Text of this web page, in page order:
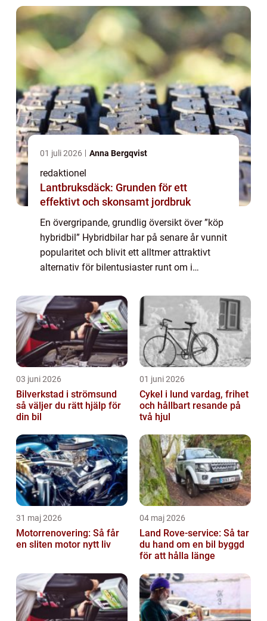
01 juli 2026 Anna Bergqvist
redaktionel
Lantbruksdäck: Grunden för ett
effektivt och skonsamt jordbruk
En övergripande, grundlig översikt över ”köp
hybridbil” Hybridbilar har på senare år vunnit
popularitet och blivit ett alltmer attraktivt
alternativ för bilentusiaster runt om i
förbränningsmotorn med en elekt...
03 juni 2026
Bilverkstad i strömsund
så väljer du rätt hjälp för
din bil
01 juni 2026
Cykel i lund vardag, frihet
och hållbart resande på
två hjul
31 maj 2026
Motorrenovering: Så får
en sliten motor nytt liv
04 maj 2026
Land Rove-service: Så tar
du hand om en bil byggd
för att hålla länge